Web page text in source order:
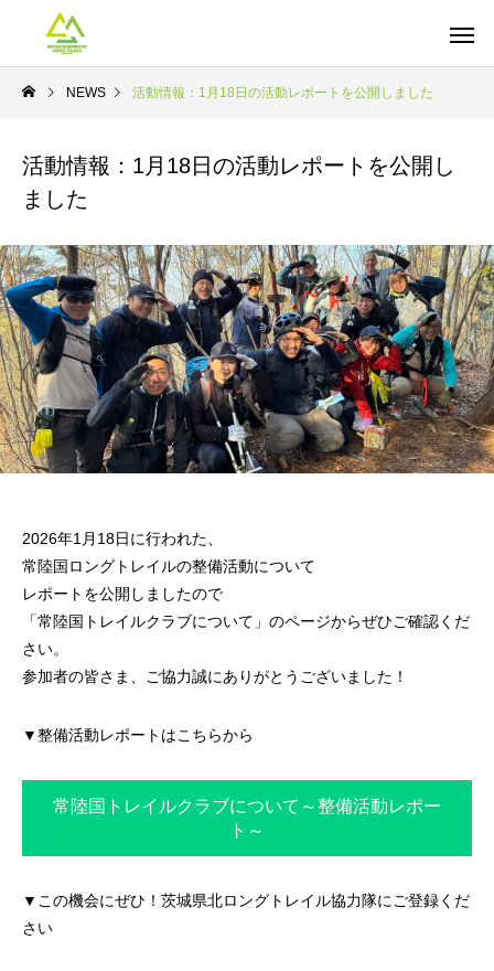
NEWS 活動情報：1月18日の活動レポートを公開しました
活動情報：1月18日の活動レポートを公開し
ました
2026年1月18日に行われた、
常陸国ロングトレイルの整備活動について
レポートを公開しましたので
「常陸国トレイルクラブについて」のページからぜひご確認くだ
さい。
参加者の皆さま、ご協力誠にありがとうございました！
▼整備活動レポートはこちらから
常陸国トレイルクラブについて～整備活動レポー
ト～
▼この機会にぜひ！茨城県北ロングトレイル協力隊にご登録くだ
さい